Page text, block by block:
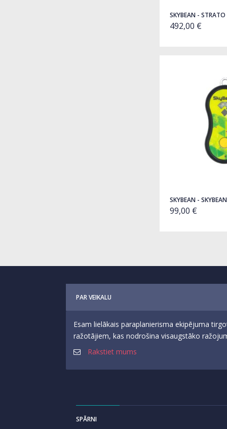
SKYBEAN - STRATO
492,00 €
SKYBEAN -
99,00 €
PAR VEIKALU
Esam lielākais paraplanierisma ekipējuma
ražotājiem, kas nodrošina visaugstāko
Rakstiet mums
SPĀRNI